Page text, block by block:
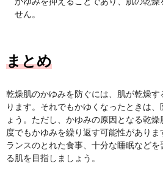
せん。
まとめ
乾燥肌のかゆみを防ぐには、肌が乾燥
ります。それでもかゆくなったときは
ょう。ただし、かゆみの原因となる乾
度でもかゆみを繰り返す可能性があり
ランスのとれた食事、十分な睡眠など
る肌を目指しましょう。